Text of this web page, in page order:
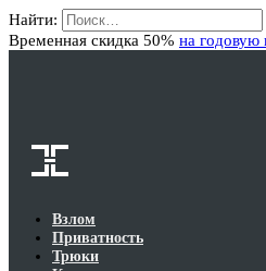
Найти:
Временная скидка 50% на годовую
Взлом
Приватность
Трюки